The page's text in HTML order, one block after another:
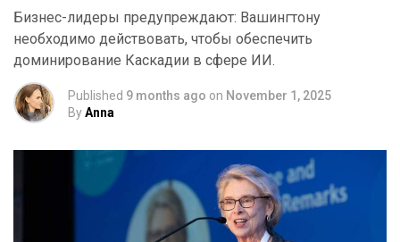
Бизнес-лидеры предупреждают: Вашингтону
необходимо действовать, чтобы обеспечить
доминирование Каскадии в сфере ИИ.
Published 9 months ago on November 1, 2025
ByAnna